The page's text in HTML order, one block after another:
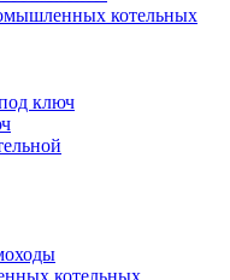
котельных
ключ
котельных